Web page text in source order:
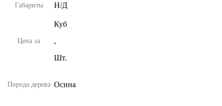
Габариты Н/Д
Цена за
Куб
,
Шт.
Порода дерева Осина